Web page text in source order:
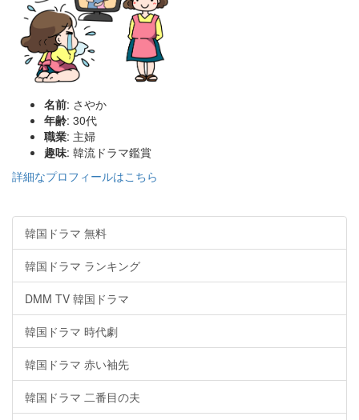
名前: さやか
年齢: 30代
職業: 主婦
趣味: 韓流ドラマ鑑賞
詳細なプロフィールはこちら
韓国ドラマ 無料
韓国ドラマ ランキング
DMM TV 韓国ドラマ
韓国ドラマ 時代劇
韓国ドラマ 赤い袖先
韓国ドラマ 二番目の夫